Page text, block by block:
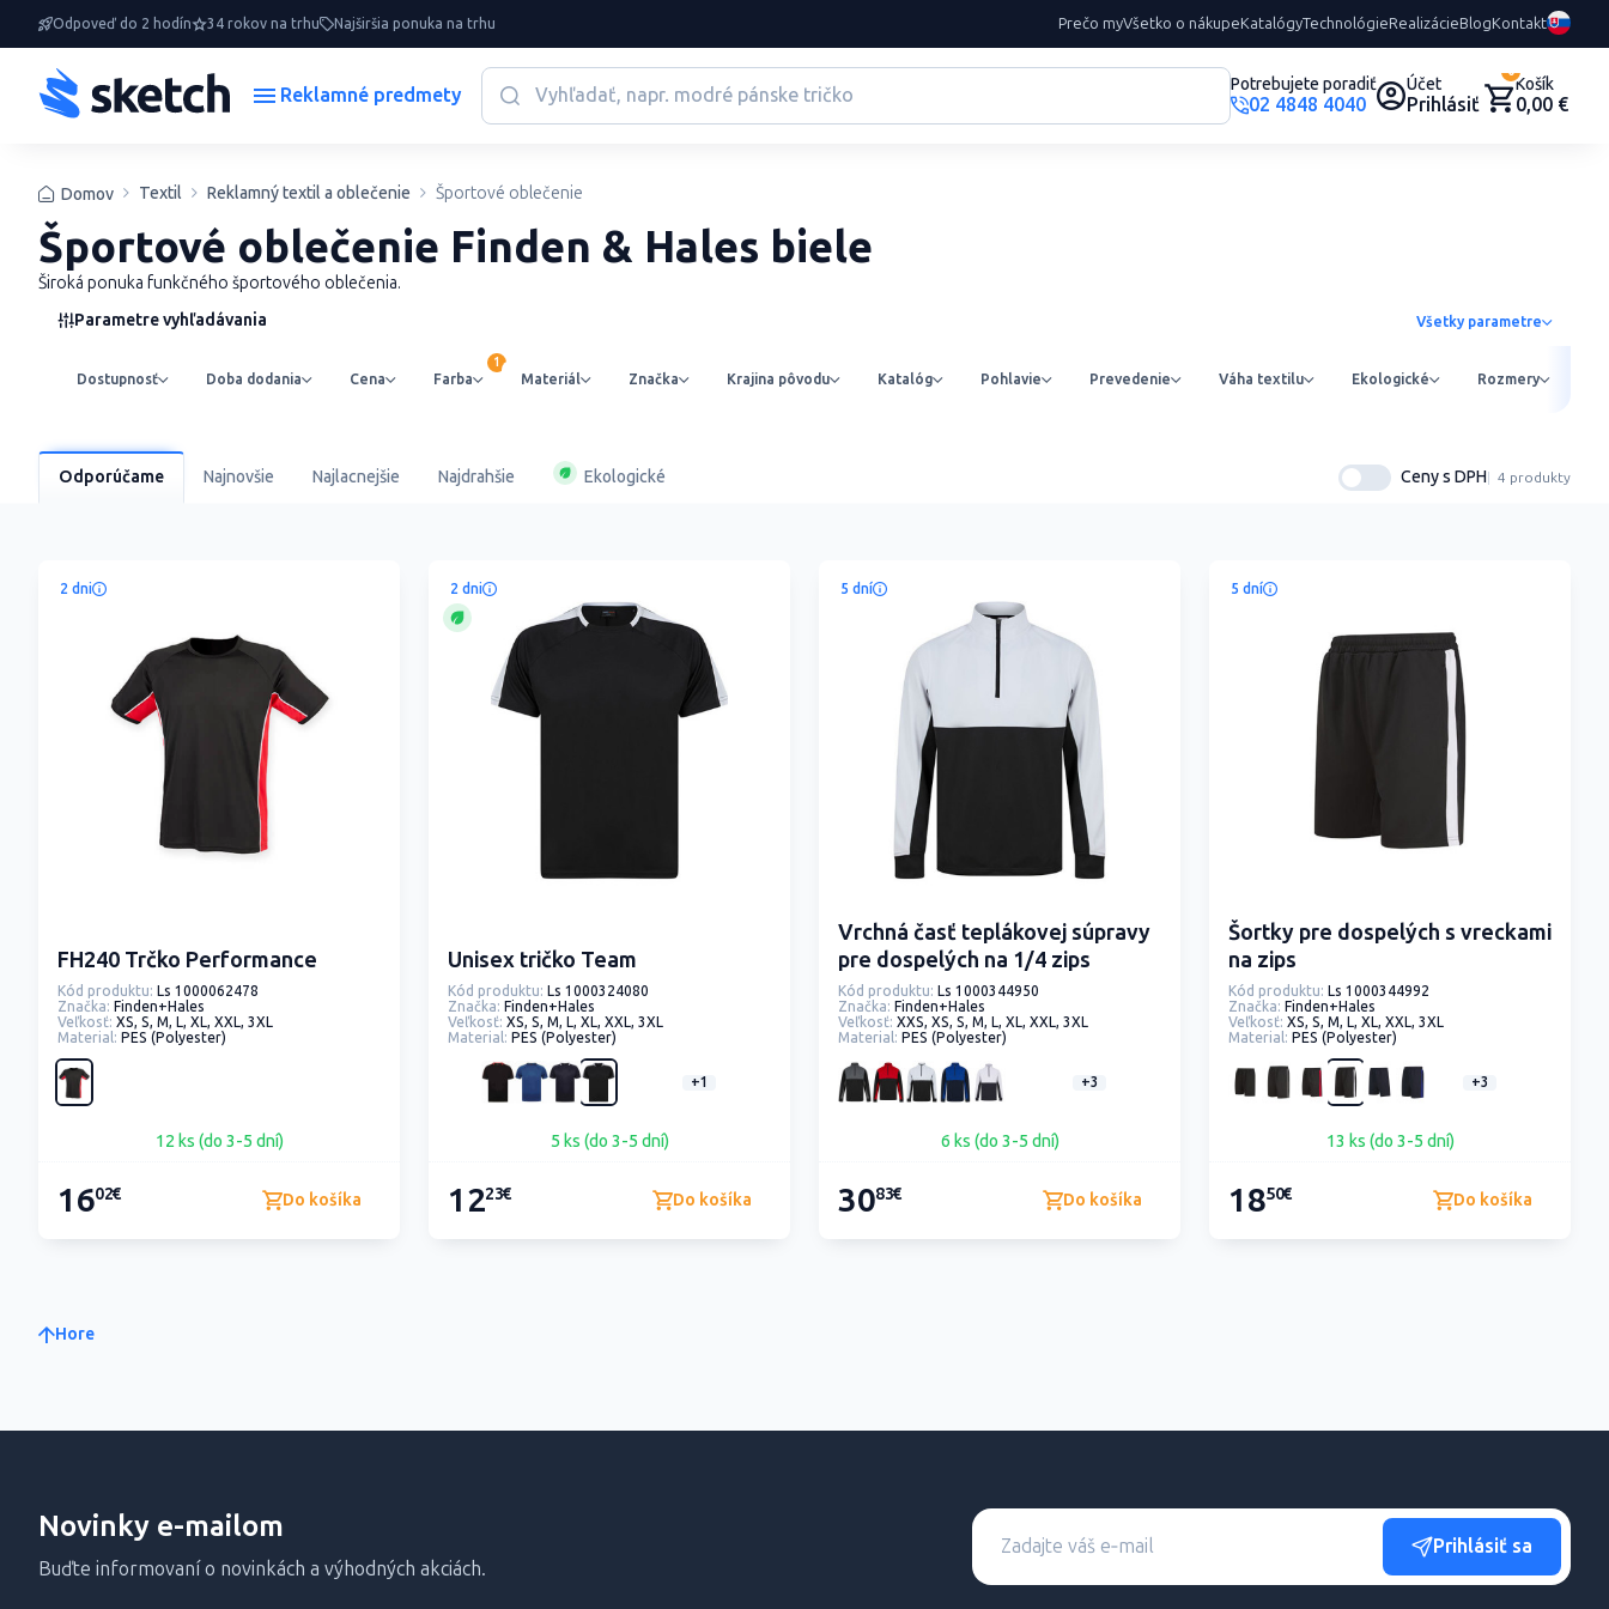
Odpoveď do 2 hodín 34 rokov na trhu Najširšia ponuka na trhu Prečo myVšetko o nákupeKatalógyTechnológieRealizácieBlogKontakt
Reklamné predmety Potrebujete poradiť
02 4848 4040
Účet
Prihlásiť
0
Košík
0,00 €
Domov Textil Reklamný textil a oblečenie Športové oblečenie
Športové oblečenie Finden & Hales biele
Široká ponuka funkčného športového oblečenia.
Parametre vyhľadávania
Všetky parametre
Dostupnosť Doba dodania Cena Farba Materiál Značka Krajina pôvodu Katalóg Pohlavie Prevedenie Váha textilu Ekologické Rozmery
Odporúčame Najnovšie Najlacnejšie Najdrahšie Ekologické Ceny s DPH 4 produkty
2 dni
FH240 Trčko Performance
Kód produktu: Ls 1000062478
Značka: Finden+Hales
Veľkosť: XS, S, M, L, XL, XXL, 3XL
Material: PES (Polyester)
12 ks (do 3-5 dní)
1602€ Do košíka
2 dni
Unisex tričko Team
Kód produktu: Ls 1000324080
Značka: Finden+Hales
Veľkosť: XS, S, M, L, XL, XXL, 3XL
Material: PES (Polyester)
+1
5 ks (do 3-5 dní)
1223€ Do košíka
5 dní
Vrchná časť teplákovej súpravy
pre dospelých na 1/4 zips
Kód produktu: Ls 1000344950
Značka: Finden+Hales
Veľkosť: XXS, XS, S, M, L, XL, XXL, 3XL
Material: PES (Polyester)
+3
6 ks (do 3-5 dní)
3083€ Do košíka
5 dní
Šortky pre dospelých s vreckami
na zips
Kód produktu: Ls 1000344992
Značka: Finden+Hales
Veľkosť: XS, S, M, L, XL, XXL, 3XL
Material: PES (Polyester)
+3
13 ks (do 3-5 dní)
1850€ Do košíka
Hore
Novinky e-mailom
Buďte informovaní o novinkách a výhodných akciách.
Prihlásiť sa